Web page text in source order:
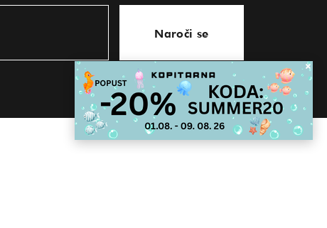
Naroči se